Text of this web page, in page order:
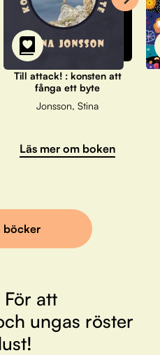
Till attack! : konsten att
fånga ett byte
Jonsson, Stina
Läs mer om boken
böcker
att
ungas röster